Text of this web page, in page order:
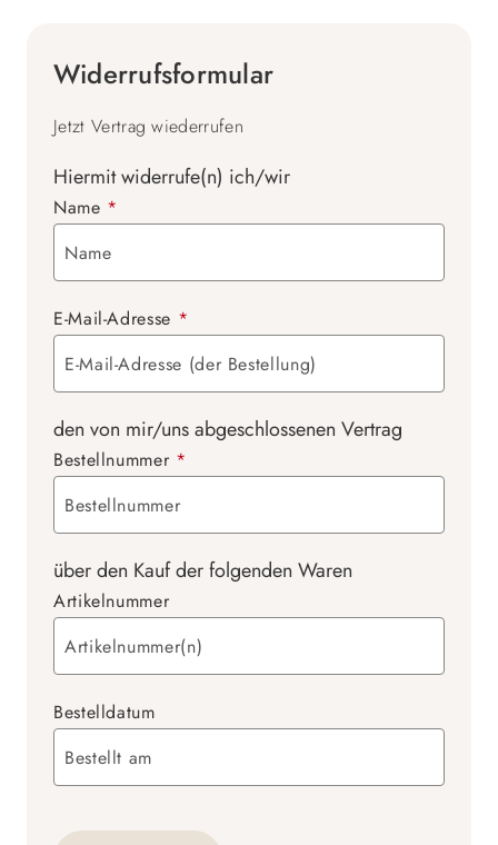
Widerrufsformular
Jetzt Vertrag wiederrufen
Hiermit widerrufe(n) ich/wir
Name *
E-Mail-Adresse *
den von mir/uns abgeschlossenen Vertrag
Bestellnummer *
über den Kauf der folgenden Waren
Artikelnummer
Bestelldatum